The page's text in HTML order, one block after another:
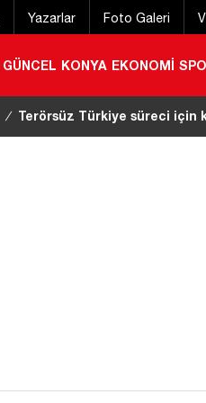
Yazarlar Foto Galeri
GÜNCEL KONYA EKONOMİ
/ Terörsüz Türkiye süreci için